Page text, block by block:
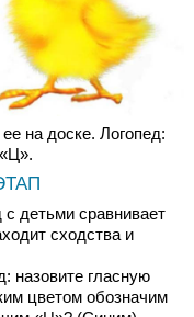
на доске. Логопед:
детьми сравнивает
сходства и
назовите гласную
цветом обозначим